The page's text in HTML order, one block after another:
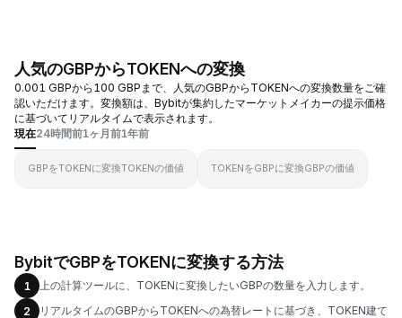
人気のGBPからTOKENへの変換
0.001 GBPから100 GBPまで、人気のGBPからTOKENへの変換数量をご確
認いただけます。変換額は、Bybitが集約したマーケットメイカーの提示価格
に基づいてリアルタイムで表示されます。
現在24時間前1ヶ月前1年前
GBPをTOKENに変換TOKENの価値 TOKENをGBPに変換GBPの価値
BybitでGBPをTOKENに変換する方法
1
上の計算ツールに、TOKENに変換したいGBPの数量を入力します。
2
リアルタイムのGBPからTOKENへの為替レートに基づき、TOKEN建て